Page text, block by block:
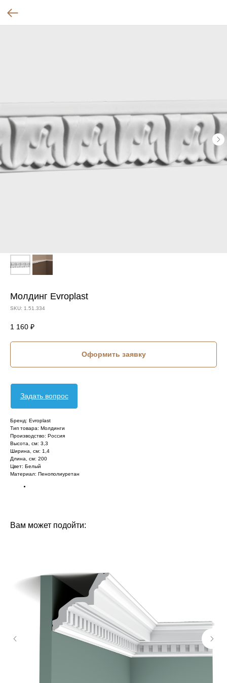
Молдинг Evroplast
SKU: 1.51.334
1 160 ₽
Оформить заявку
Задать вопрос
Бренд: Evroplast
Тип товара: Молдинги
Производство: Россия
Высота, см: 3,3
Ширина, см: 1,4
Длина, см: 200
Цвет: Белый
Материал: Пенополиуретан‎‎
Вам может подойти: